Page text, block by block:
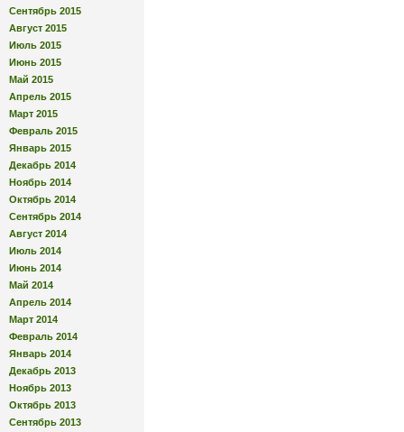
Сентябрь 2015
Август 2015
Июль 2015
Июнь 2015
Май 2015
Апрель 2015
Март 2015
Февраль 2015
Январь 2015
Декабрь 2014
Ноябрь 2014
Октябрь 2014
Сентябрь 2014
Август 2014
Июль 2014
Июнь 2014
Май 2014
Апрель 2014
Март 2014
Февраль 2014
Январь 2014
Декабрь 2013
Ноябрь 2013
Октябрь 2013
Сентябрь 2013